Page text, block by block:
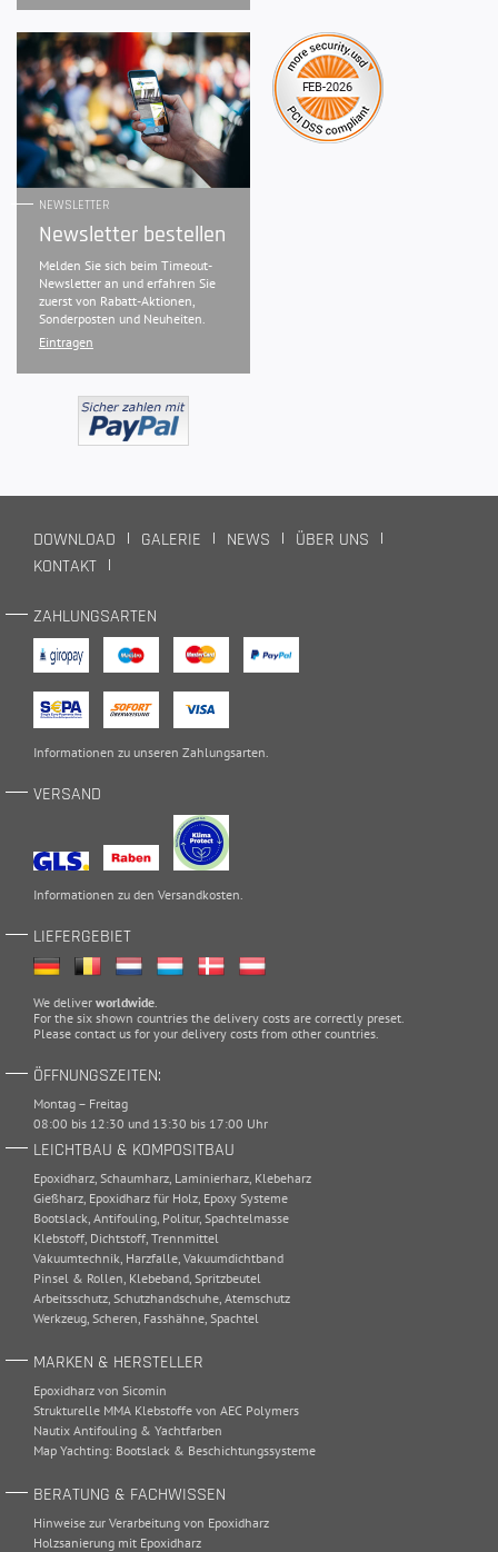
NEWSLETTER
Newsletter bestellen
Melden Sie sich beim Timeout-
Newsletter an und erfahren Sie
zuerst von Rabatt-Aktionen,
Sonderposten und Neuheiten.
Eintragen
DOWNLOAD GALERIE NEWS
ÜBER UNS
KONTAKT
ZAHLUNGSARTEN
Informationen zu unseren Zahlungsarten
VERSAND
Informationen zu den Versandkosten
LIEFERGEBIET
We deliver worldwide
For the six shown countries the delivery costs are correctly preset.
Please contact us for your delivery costs from other countries.
ÖFFNUNGSZEITEN:
Montag – Freitag
08:00 bis 12:30 und 13:30 bis 17:00 Uhr
LEICHTBAU & KOMPOSITBAU
Epoxidharz Schaumharz Laminierharz Klebeharz
Gießharz Epoxidharz für Holz Epoxy Systeme
Bootslack Antifouling Politur, Spachtelmasse
Klebstoff Dichtstoff Trennmittel
Vakuumtechnik Harzfalle Vakuumdichtband
Pinsel & Rollen Klebeband Spritzbeutel
Arbeitsschutz Schutzhandschuhe Atemschutz
Werkzeug Scheren Fasshähne Spachtel
MARKEN & HERSTELLER
Epoxidharz von Sicomin
Strukturelle MMA Klebstoffe von AEC Polymers
Nautix Antifouling & Yachtfarben
Map Yachting: Bootslack & Beschichtungssysteme
BERATUNG & FACHWISSEN
Hinweise zur Verarbeitung von Epoxidharz
Holzsanierung mit Epoxidharz